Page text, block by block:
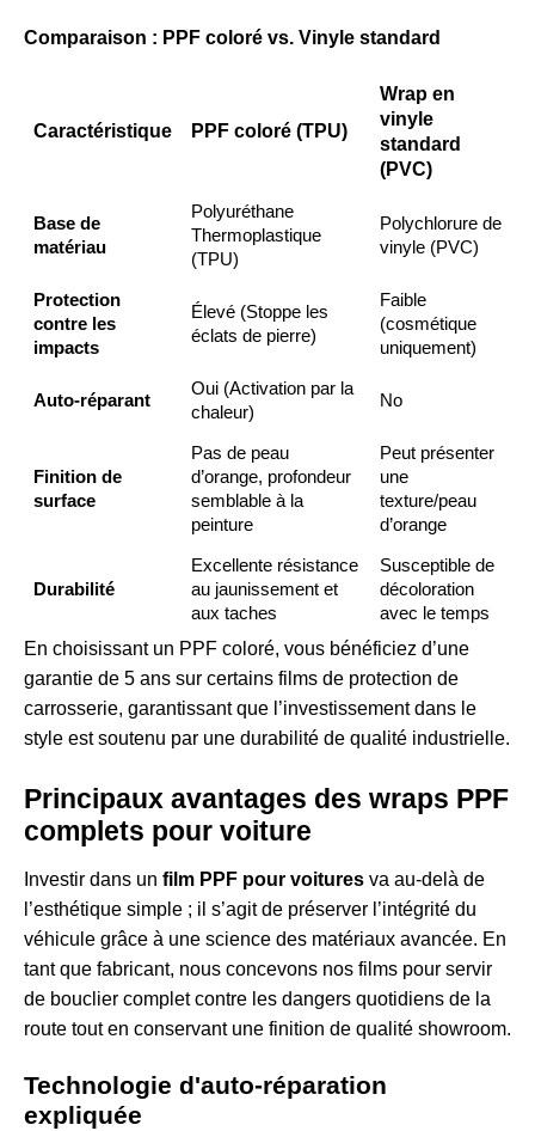
Comparaison : PPF coloré vs. Vinyle standard
Caractéristique PPF coloré (TPU)
Wrap en
vinyle
standard
(PVC)
Base de
matériau
Polyuréthane
Thermoplastique
(TPU)
Polychlorure de
vinyle (PVC)
Protection
contre les
impacts
Élevé (Stoppe les
éclats de pierre)
Faible
(cosmétique
uniquement)
Auto-réparant
Oui (Activation par la
chaleur)
No
Finition de
surface
Pas de peau
d’orange, profondeur
semblable à la
peinture
Peut présenter
une
texture/peau
d’orange
Durabilité
Excellente résistance
au jaunissement et
aux taches
Susceptible de
décoloration
avec le temps
En choisissant un PPF coloré, vous bénéficiez d’une
garantie de 5 ans sur certains films de protection de
carrosserie, garantissant que l’investissement dans le
style est soutenu par une durabilité de qualité industrielle.
Principaux avantages des wraps PPF
complets pour voiture
Investir dans un film PPF pour voitures va au-delà de
l’esthétique simple ; il s’agit de préserver l’intégrité du
véhicule grâce à une science des matériaux avancée. En
tant que fabricant, nous concevons nos films pour servir
de bouclier complet contre les dangers quotidiens de la
route tout en conservant une finition de qualité showroom.
Technologie d'auto-réparation
expliquée